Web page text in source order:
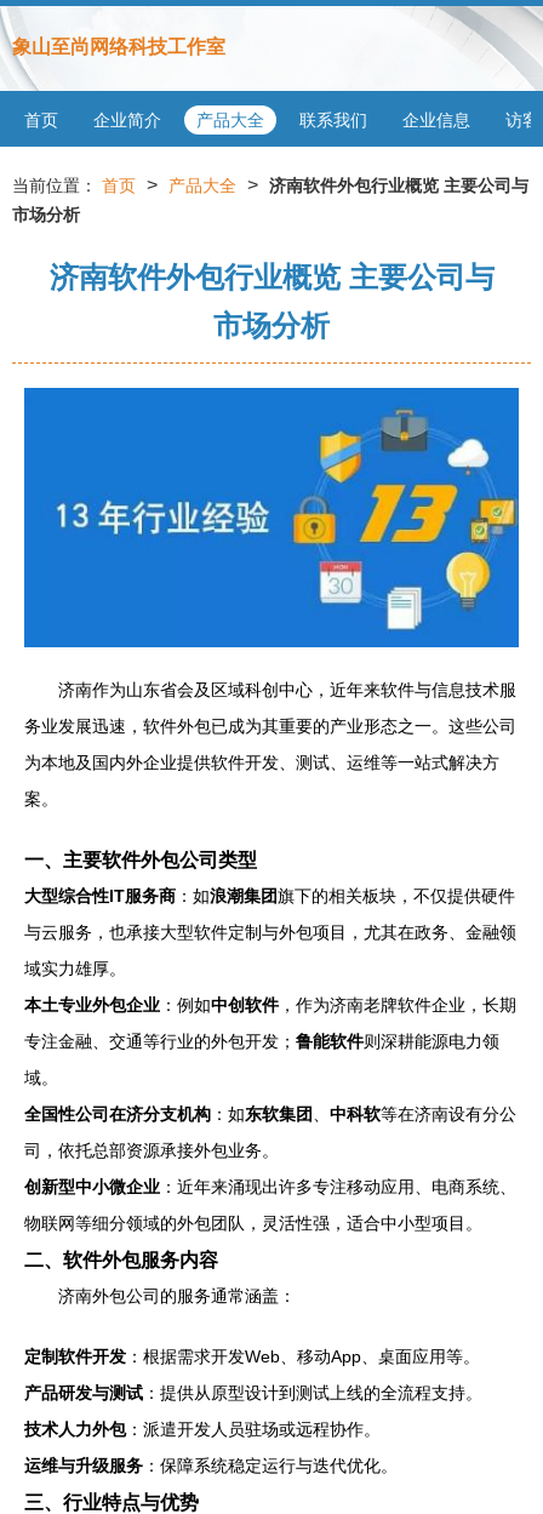
象山至尚网络科技工作室
首页 企业简介 产品大全 联系我们 企业信息 访客
当前位置： 首页 > 产品大全 > 济南软件外包行业概览 主要公司与
市场分析
济南软件外包行业概览 主要公司与
市场分析
济南作为山东省会及区域科创中心，近年来软件与信息技术服
务业发展迅速，软件外包已成为其重要的产业形态之一。这些公司
为本地及国内外企业提供软件开发、测试、运维等一站式解决方
案。
一、主要软件外包公司类型
大型综合性IT服务商 ：如浪潮集团旗下的相关板块，不仅提供硬件
与云服务，也承接大型软件定制与外包项目，尤其在政务、金融领
域实力雄厚。
本土专业外包企业 ：例如中创软件，作为济南老牌软件企业，长期
专注金融、交通等行业的外包开发； 鲁能软件则深耕能源电力领
域。
全国性公司在济分支机构 ：如东软集团 中科软等在济南设有分公
司，依托总部资源承接外包业务。
创新型中小微企业 ：近年来涌现出许多专注移动应用、电商系统、
物联网等细分领域的外包团队，灵活性强，适合中小型项目。
二、软件外包服务内容
济南外包公司的服务通常涵盖：
定制软件开发 ：根据需求开发Web、移动App、桌面应用等。
产品研发与测试 ：提供从原型设计到测试上线的全流程支持。
技术人力外包：派遣开发人员驻场或远程协作。
运维与升级服务 ：保障系统稳定运行与迭代优化。
三、行业特点与优势